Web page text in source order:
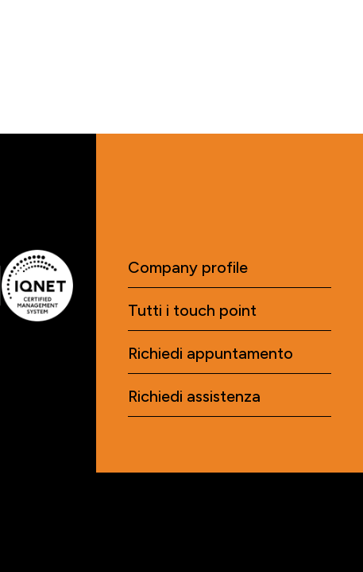
Company profile
Tutti i touch point
Richiedi appuntamento
Richiedi assistenza